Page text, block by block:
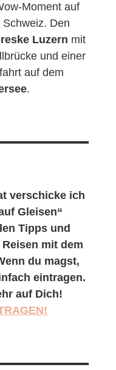
Moment auf
Den
Luzern mit
und einer
auf dem
.
verschicke ich
Gleisen“
Tipps und
mit dem
du magst,
eintragen.
auf Dich!